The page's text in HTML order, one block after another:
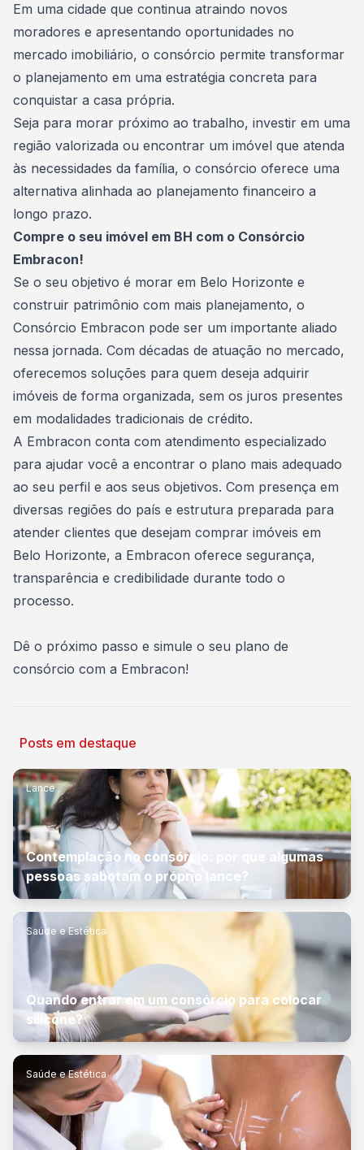
Em uma cidade que continua atraindo novos
moradores e apresentando oportunidades no
mercado imobiliário, o consórcio permite transformar
o planejamento em uma estratégia concreta para
conquistar a casa própria.
Seja para morar próximo ao trabalho, investir em uma
região valorizada ou encontrar um imóvel que atenda
às necessidades da família, o consórcio oferece uma
alternativa alinhada ao planejamento financeiro a
longo prazo.
Compre o seu imóvel em BH com o Consórcio
Embracon!
Se o seu objetivo é morar em Belo Horizonte e
construir patrimônio com mais planejamento, o
Consórcio Embracon pode ser um importante aliado
nessa jornada. Com décadas de atuação no mercado,
oferecemos soluções para quem deseja adquirir
imóveis de forma organizada, sem os juros presentes
em modalidades tradicionais de crédito.
A Embracon conta com atendimento especializado
para ajudar você a encontrar o plano mais adequado
ao seu perfil e aos seus objetivos. Com presença em
diversas regiões do país e estrutura preparada para
atender clientes que desejam comprar imóveis em
Belo Horizonte, a Embracon oferece segurança,
transparência e credibilidade durante todo o
processo.
Dê o próximo passo e simule o seu plano de
consórcio com a Embracon!
Posts em destaque
Lance
Contemplação no consórcio: por que algumas
pessoas sabotam o próprio lance?
Saúde e Estética
Quando entrar em um consórcio para colocar
silicone?
Saúde e Estética